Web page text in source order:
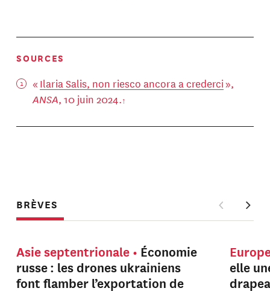
SOURCES
« Ilaria Salis, non riesco ancora a crederci»,
ANSA, 10 juin 2024.
BRÈVES
Asie septentrionale
Économie
russe : les drones ukrainiens
font flamber l’exportation de
elle